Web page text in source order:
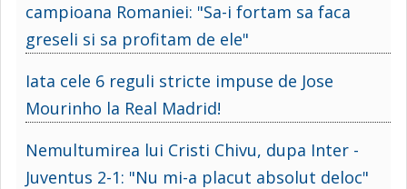
campioana Romaniei: "Sa-i fortam sa faca
greseli si sa profitam de ele"
Iata cele 6 reguli stricte impuse de Jose
Mourinho la Real Madrid!
Nemultumirea lui Cristi Chivu, dupa Inter -
Juventus 2-1: "Nu mi-a placut absolut deloc"